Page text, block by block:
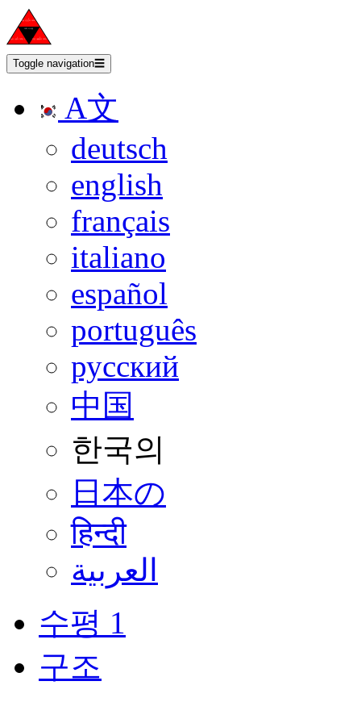
Toggle navigation☰
A文
deutsch
english
français
italiano
español
português
русский
中国
한국의
日本の
हिन्दी
العربية
수평 1
구조